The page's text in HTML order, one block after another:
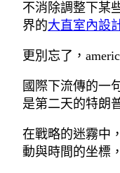
不消除調整下某
界的大直室內設
更別忘了，
國際下流傳的一
是第二天的特朗
在戰略的迷霧中
動與時間的坐標